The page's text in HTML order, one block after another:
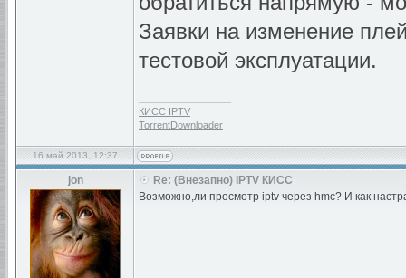
Заявки на изменение
тестовой эксплуатации.
КИСС IPTV
TorrentDownloader
16 май 2013, 12:37
jon
Re: (Внезапно) IPTV КИСС
Возможно,ли просмотр iptv через hmc? И как